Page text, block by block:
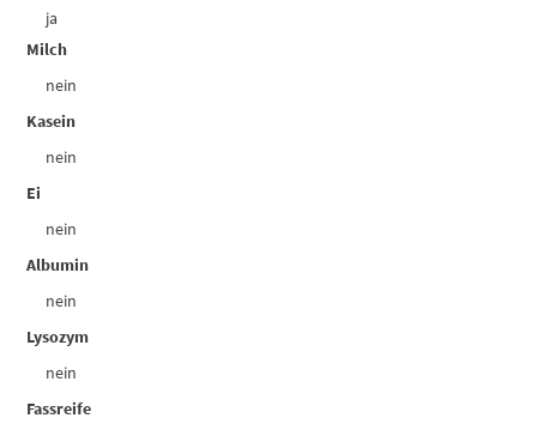
ja
Milch
nein
Kasein
nein
Ei
nein
Albumin
nein
Lysozym
nein
Fassreife